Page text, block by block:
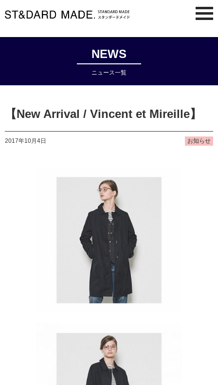
NEWS
ニュース一覧
【New Arrival / Vincent et Mireille】
2017年10月4日 お知らせ